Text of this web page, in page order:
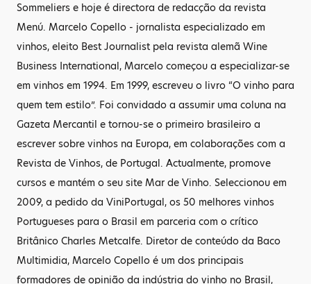
Sommeliers e hoje é directora de redacção da revista
Menú. Marcelo Copello - jornalista especializado em
vinhos, eleito Best Journalist pela revista alemã Wine
Business International, Marcelo começou a especializar-se
em vinhos em 1994. Em 1999, escreveu o livro “O vinho para
quem tem estilo”. Foi convidado a assumir uma coluna na
Gazeta Mercantil e tornou-se o primeiro brasileiro a
escrever sobre vinhos na Europa, em colaborações com a
Revista de Vinhos, de Portugal. Actualmente, promove
cursos e mantém o seu site Mar de Vinho. Seleccionou em
2009, a pedido da ViniPortugal, os 50 melhores vinhos
Portugueses para o Brasil em parceria com o crítico
Britânico Charles Metcalfe. Diretor de conteúdo da Baco
Multimidia, Marcelo Copello é um dos principais
formadores de opinião da indústria do vinho no Brasil,